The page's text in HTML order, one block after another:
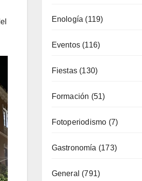
Enología (119)
Eventos(116)
Fiestas(130)
Formación (51)
Fotoperiodismo (7)
Gastronomía (173)
General (791)